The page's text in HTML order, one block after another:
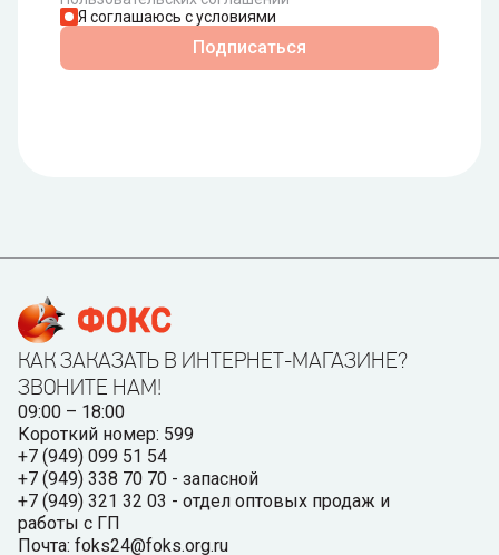
Я соглашаюсь с условиями
Подписаться
КАК ЗАКАЗАТЬ В ИНТЕРНЕТ-МАГАЗИНЕ?
ЗВОНИТЕ НАМ!
09:00 – 18:00
Короткий номер: 599
+7 (949) 099 51 54
+7 (949) 338 70 70 - запасной
+7 (949) 321 32 03 - отдел оптовых продаж и
работы с ГП
Почта: foks24@foks.org.ru